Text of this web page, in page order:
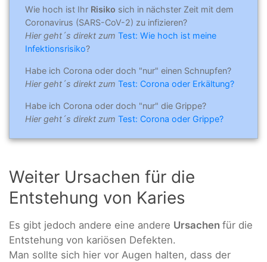
Wie hoch ist Ihr Risiko sich in nächster Zeit mit dem
Coronavirus (SARS-CoV-2) zu infizieren?
Hier geht´s direkt zum Test: Wie hoch ist meine
Infektionsrisiko?
Habe ich Corona oder doch "nur" einen Schnupfen?
Hier geht´s direkt zum Test: Corona oder Erkältung?
Habe ich Corona oder doch "nur" die Grippe?
Hier geht´s direkt zum Test: Corona oder Grippe?
Weiter Ursachen für die
Entstehung von Karies
Es gibt jedoch andere eine andere Ursachen für die
Entstehung von kariösen Defekten.
Man sollte sich hier vor Augen halten, dass der